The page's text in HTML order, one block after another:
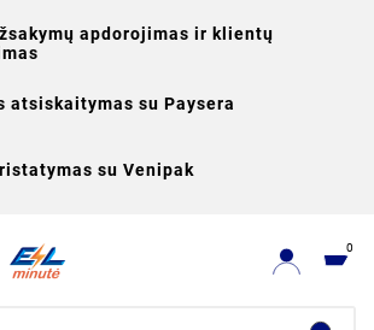
apdorojimas ir klientų
atsiskaitymas su Paysera
su Venipak
0